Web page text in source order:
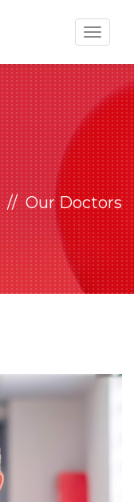
Toggle
Our Doctors